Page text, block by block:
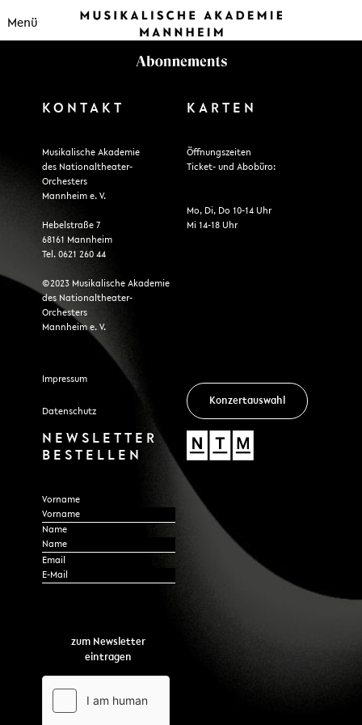
Menü
KONTAKT
Musikalische Akademie
des Nationaltheater-
Orchesters
Mannheim e. V.
Hebelstraße 7
68161 Mannheim
Tel. 0621 260 44
©2023 Musikalische Akademie
des Nationaltheater-
Orchesters
Mannheim e. V.
Impressum
Datenschutz
KARTEN
Öffnungszeiten
Ticket- und Abobüro:
Mo, Di, Do 10-14 Uhr
Mi 14-18 Uhr
Konzertauswahl
NEWSLETTER
BESTELLEN
Section
Vorname
Name
Email
zum Newsletter
eintragen